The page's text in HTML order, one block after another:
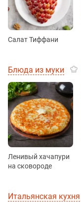
Салат Тиффани
Блюда из муки
Ленивый хачапури
на сковороде
Итальянская кухня